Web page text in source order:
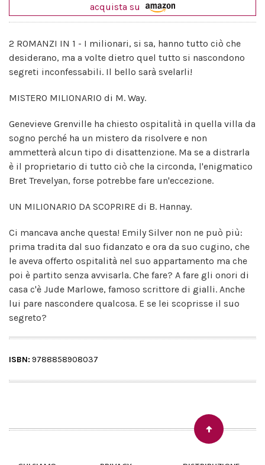
acquista su
2 ROMANZI IN 1 - I milionari, si sa, hanno tutto ciò che
desiderano, ma a volte dietro quel tutto si nascondono
segreti inconfessabili. Il bello sarà svelarli!
MISTERO MILIONARIO di M. Way.
Genevieve Grenville ha chiesto ospitalità in quella villa da
sogno perché ha un mistero da risolvere e non
ammetterà alcun tipo di disattenzione. Ma se a distrarla
è il proprietario di tutto ciò che la circonda, l'enigmatico
Bret Trevelyan, forse potrebbe fare un'eccezione.
UN MILIONARIO DA SCOPRIRE di B. Hannay.
Ci mancava anche questa! Emily Silver non ne può più:
prima tradita dal suo fidanzato e ora da suo cugino, che
le aveva offerto ospitalità nel suo appartamento ma che
poi è partito senza avvisarla. Che fare? A fare gli onori di
casa c'è Jude Marlowe, famoso scrittore di gialli. Anche
lui pare nascondere qualcosa. E se lei scoprisse il suo
segreto?
ISBN: 9788858908037